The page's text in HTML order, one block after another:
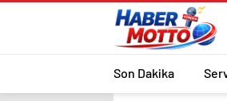
Son Dakika